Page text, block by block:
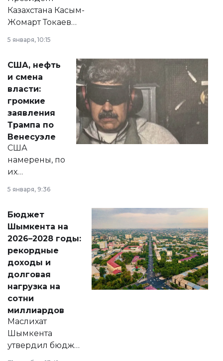
Казахстана Касым-
Жомарт Токаев
сразу несколько
актуальных тем —
от слухов о
политических
реформах до
вопросов армии,
экономики и
личного здоровья.
5 января, 10:15
США, нефть
и смена
власти:
громкие
заявления
Трампа по
Венесуэле
США
намерены, по
их
принести
народу
Венесуэлы.
5 января, 9:36
Бюджет
Шымкента на
2026–2028 годы:
рекордные
доходы и
долговая
нагрузка на
сотни
миллиардов
Маслихат
Шымкента
утвердил бюджет
города на 2026–